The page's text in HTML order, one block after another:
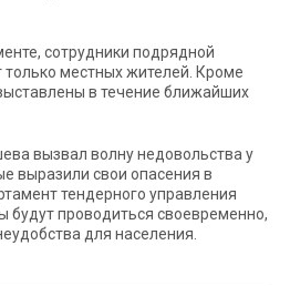
сотрудники подрядной
только местных жителей. Кроме
в течение ближайших
вызвал волну недовольства у
выразили свои опасения в
тендерного управления
будут проводиться своевременно,
для населения.